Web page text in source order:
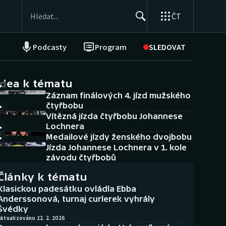
ČT
Podcasty Program SLEDOVAT
NEPŘEHLÉDNĚTE
Historické návraty
Aplikace ČT sport
AZ kvíz
k tématu
Záznam finálových 4. jízd mužského
čtyřbobu
Vítězná jízda čtyřbobu Johannese
Lochnera
Medailové jízdy ženského dvojbobu
Jízda Johannese Lochnera v 1. kole
závodu čtyřbobů
k tématu
padesátku ovládla Ebba
turnaj curlerek vyhrály
22. 2. 2026